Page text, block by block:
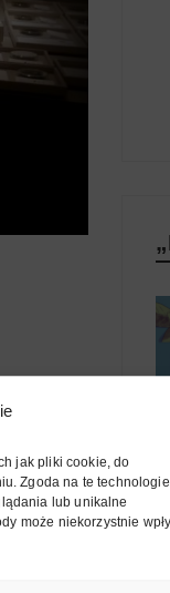
jak pliki cookie, do
Zgoda na te technologie
lub unikalne
może niekorzystnie